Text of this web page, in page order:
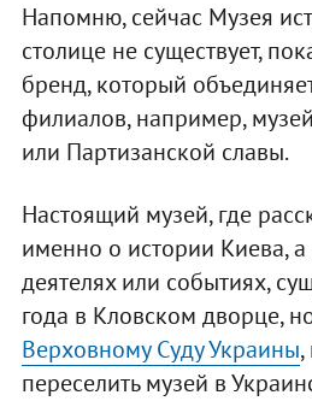
Напомню, сейчас Музея
столице не существует,
бренд, который
филиалов, например,
или Партизанской славы.
Настоящий музей, где
именно о истории Киева,
деятелях или событиях,
года в Кловском дворце,
Верховному Суду Украины
переселить музей в